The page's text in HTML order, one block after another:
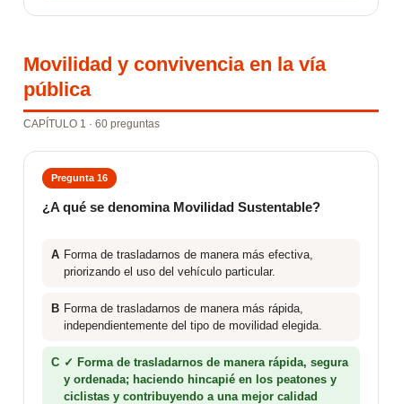
Movilidad y convivencia en la vía
pública
CAPÍTULO 1 · 60 preguntas
Pregunta 16
¿A qué se denomina Movilidad Sustentable?
A Forma de trasladarnos de manera más efectiva,
priorizando el uso del vehículo particular.
B Forma de trasladarnos de manera más rápida,
independientemente del tipo de movilidad elegida.
C ✓ Forma de trasladarnos de manera rápida, segura
y ordenada; haciendo hincapié en los peatones y
ciclistas y contribuyendo a una mejor calidad